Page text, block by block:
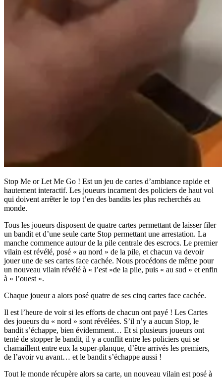
Stop Me or Let Me Go ! Est un jeu de cartes d’ambiance rapide et
hautement interactif. Les joueurs incarnent des policiers de haut vol
qui doivent arrêter le top t’en des bandits les plus recherchés au
monde.
Tous les joueurs disposent de quatre cartes permettant de laisser filer
un bandit et d’une seule carte Stop permettant une arrestation. La
manche commence autour de la pile centrale des escrocs. Le premier
vilain est révélé, posé « au nord » de la pile, et chacun va devoir
jouer une de ses cartes face cachée. Nous procédons de même pour
un nouveau vilain révélé à « l’est »de la pile, puis « au sud » et enfin
à « l’ouest ».
Chaque joueur a alors posé quatre de ses cinq cartes face cachée.
Il est l’heure de voir si les efforts de chacun ont payé ! Les Cartes
des joueurs du « nord » sont révélées. S’il n’y a aucun Stop, le
bandit s’échappe, bien évidemment… Et si plusieurs joueurs ont
tenté de stopper le bandit, il y a conflit entre les policiers qui se
chamaillent entre eux la super-planque, d’être arrivés les premiers,
de l’avoir vu avant… et le bandit s’échappe aussi !
Tout le monde récupère alors sa carte, un nouveau vilain est posé à